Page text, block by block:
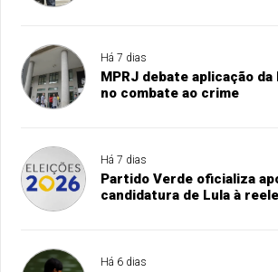
Há 7 dias
MPRJ debate aplicação
no combate ao crime
Há 7 dias
Partido Verde oficializa
candidatura de Lula à
Há 6 dias